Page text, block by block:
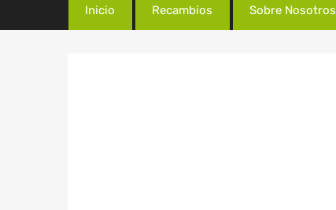
Inicio Recambios Sobre Nosotros